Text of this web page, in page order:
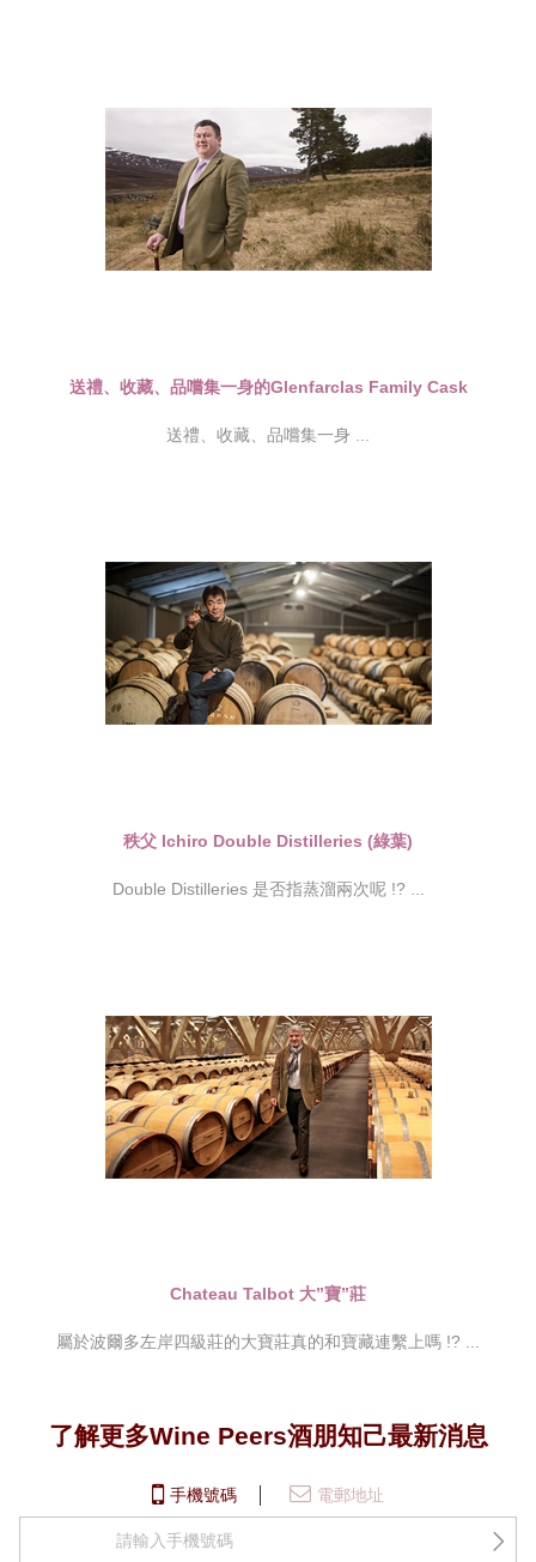
送禮、收藏、品嚐集一身的Glenfarclas Family Cask
送禮、收藏、品嚐集一身 ...
秩父 Ichiro Double Distilleries (綠葉)
Double Distilleries 是否指蒸溜兩次呢 !? ...
Chateau Talbot 大”寶”莊
屬於波爾多左岸四級莊的大寶莊真的和寶藏連繫上嗎 !? ...
了解更多Wine Peers酒朋知己最新消息
手機號碼 電郵地址